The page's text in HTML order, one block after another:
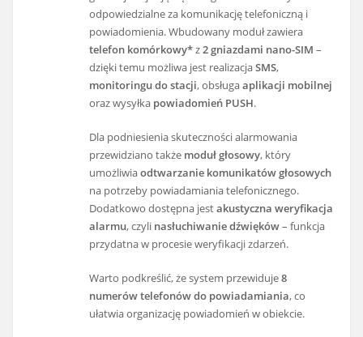
odpowiedzialne za komunikację telefoniczną i
powiadomienia. Wbudowany moduł zawiera
telefon komórkowy*z2 gniazdami nano-SIM –
dzięki temu możliwa jest realizacjaSMS,
monitoringu do stacji, obsługaaplikacji mobilnej
oraz wysyłka powiadomień PUSH.
Dla podniesienia skuteczności alarmowania
przewidziano także moduł głosowy, który
umożliwiaodtwarzanie komunikatów głosowych
na potrzeby powiadamiania telefonicznego.
Dodatkowo dostępna jestakustyczna weryfikacja
alarmu, czyli nasłuchiwanie dźwięków– funkcja
przydatna w procesie weryfikacji zdarzeń.
Warto podkreślić, że system przewiduje8
numerów telefonów do powiadamiania, co
ułatwia organizację powiadomień w obiekcie.